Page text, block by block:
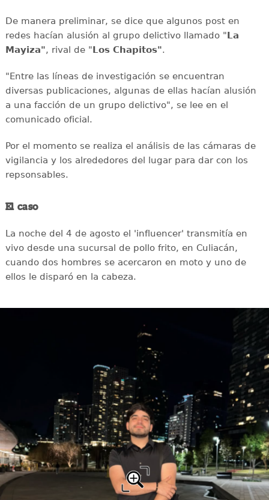
De manera preliminar, se dice que algunos post en
redes hacían alusión al grupo delictivo llamado "La
Mayiza", rival de "Los Chapitos".
"Entre las líneas de investigación se encuentran
diversas publicaciones, algunas de ellas hacían alusión
a una facción de un grupo delictivo", se lee en el
comunicado oficial.
Por el momento se realiza el análisis de las cámaras de
vigilancia y los alrededores del lugar para dar con los
repsonsables.
El caso
La noche del 4 de agosto el 'influencer' transmitía en
vivo desde una sucursal de pollo frito, en Culiacán,
cuando dos hombres se acercaron en moto y uno de
ellos le disparó en la cabeza.